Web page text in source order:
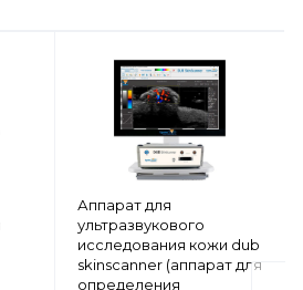
Аппарат для
ультразвукового
исследования кожи dub
skinscanner (аппарат для
определения